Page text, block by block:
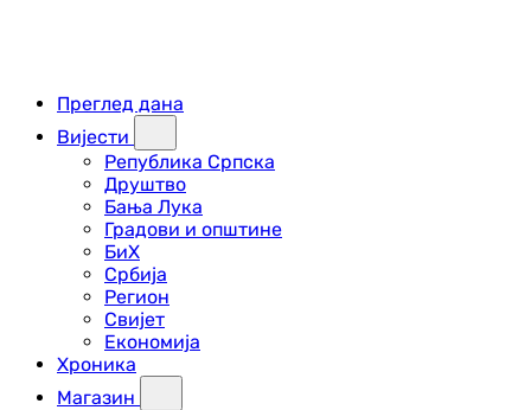
Преглед дана
Вијести
Република Српска
Друштво
Бања Лука
Градови и општине
БиХ
Србија
Регион
Свијет
Економија
Хроника
Магазин